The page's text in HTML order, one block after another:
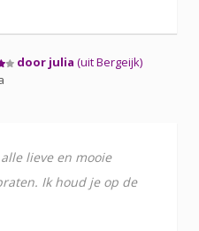
door julia (uit Bergeijk)
lieve en mooie
Ik houd je op de